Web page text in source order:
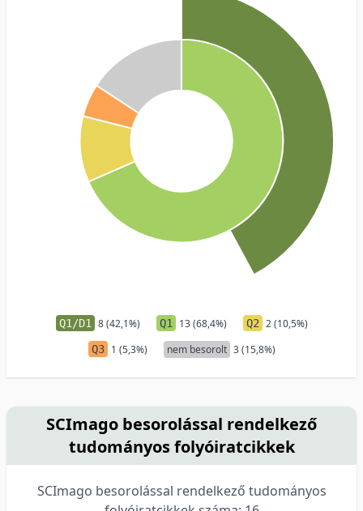
Q1/D1 8 (42,1%) Q1 13 (68,4%) Q2 2 (10,5%)
Q3 1 (5,3%) nem besorolt 3 (15,8%)
SCImago besorolással rendelkező
tudományos folyóiratcikkek
SCImago besorolással rendelkező tudományos